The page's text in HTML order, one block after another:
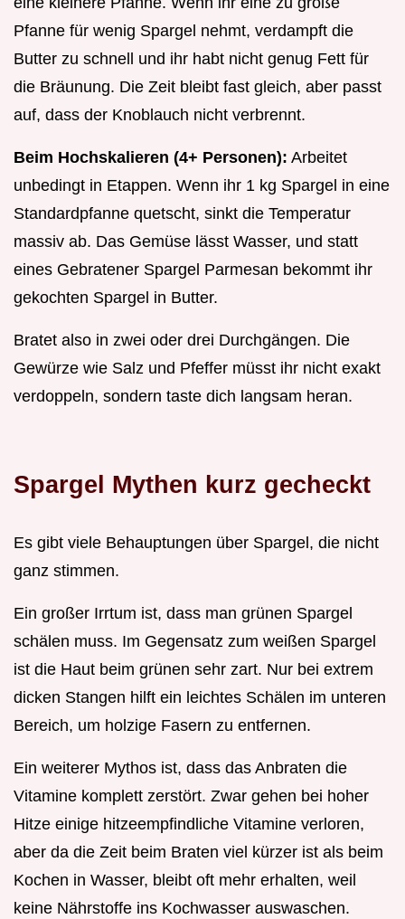
Pfanne für wenig Spargel nehmt, verdampft die
Butter zu schnell und ihr habt nicht genug Fett für
die Bräunung. Die Zeit bleibt fast gleich, aber passt
auf, dass der Knoblauch nicht verbrennt.
Beim Hochskalieren (4+ Personen): Arbeitet
unbedingt in Etappen. Wenn ihr 1 kg Spargel in eine
Standardpfanne quetscht, sinkt die Temperatur
massiv ab. Das Gemüse lässt Wasser, und statt
eines Gebratener Spargel Parmesan bekommt ihr
gekochten Spargel in Butter.
Bratet also in zwei oder drei Durchgängen. Die
Gewürze wie Salz und Pfeffer müsst ihr nicht exakt
verdoppeln, sondern taste dich langsam heran.
Spargel Mythen kurz gecheckt
Es gibt viele Behauptungen über Spargel, die nicht
ganz stimmen.
Ein großer Irrtum ist, dass man grünen Spargel
schälen muss. Im Gegensatz zum weißen Spargel
ist die Haut beim grünen sehr zart. Nur bei extrem
dicken Stangen hilft ein leichtes Schälen im unteren
Bereich, um holzige Fasern zu entfernen.
Ein weiterer Mythos ist, dass das Anbraten die
Vitamine komplett zerstört. Zwar gehen bei hoher
Hitze einige hitzeempfindliche Vitamine verloren,
aber da die Zeit beim Braten viel kürzer ist als beim
Kochen in Wasser, bleibt oft mehr erhalten, weil
keine Nährstoffe ins Kochwasser auswaschen.